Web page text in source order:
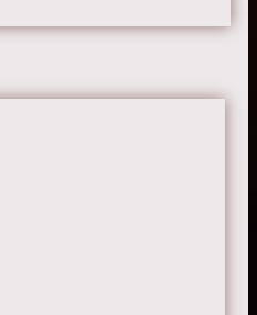
игру она просто